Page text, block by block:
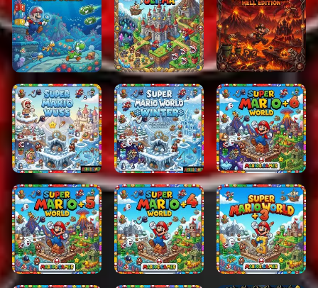
schwierigere Gegnerplatzierung und eine engere
Plattform, wodurch jedes Level anspruchsvoller und
lohnender wird.
Klassisches Gameplay mit einer
neuen Herausforderung
Die Kernmechaniken – Laufen, Springen,Angreifen
und Besiegen von Feinden – bleiben vertraut, aber
das neue Leveldesign und die neuen
Schwierigkeitsoptionen sorgen dafür, dass sich das
Erlebnis völlig neu anfühlt. Die Spieler müssen sich
schnell anpassen und das Timing beherrschen, um
die immer anspruchsvolleren Phasen zu meistern.
Warum Sie Super Mario Land X
spielen sollten